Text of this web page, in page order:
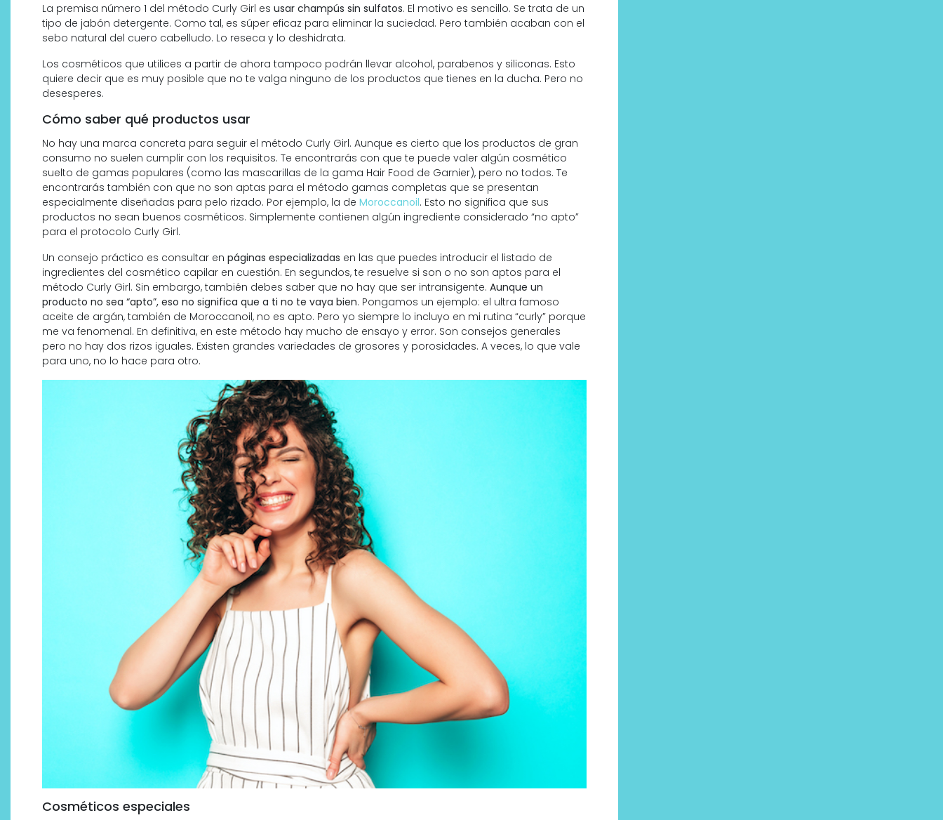
La premisa número 1 del método Curly Girl es usar champús sin sulfatos. El motivo es sencillo. Se trata de un
tipo de jabón detergente. Como tal, es súper eficaz para eliminar la suciedad. Pero también acaban con el
sebo natural del cuero cabelludo. Lo reseca y lo deshidrata.
Los cosméticos que utilices a partir de ahora tampoco podrán llevar alcohol, parabenos y siliconas. Esto
quiere decir que es muy posible que no te valga ninguno de los productos que tienes en la ducha. Pero no
desesperes.
Cómo saber qué productos usar
No hay una marca concreta para seguir el método Curly Girl. Aunque es cierto que los productos de gran
consumo no suelen cumplir con los requisitos. Te encontrarás con que te puede valer algún cosmético
suelto de gamas populares (como las mascarillas de la gama Hair Food de Garnier), pero no todos. Te
encontrarás también con que no son aptas para el método gamas completas que se presentan
especialmente diseñadas para pelo rizado. Por ejemplo, la de Moroccanoil. Esto no significa que sus
productos no sean buenos cosméticos. Simplemente contienen algún ingrediente considerado “no apto”
para el protocolo Curly Girl.
Un consejo práctico es consultar en páginas especializadas en las que puedes introducir el listado de
ingredientes del cosmético capilar en cuestión. En segundos, te resuelve si son o no son aptos para el
método Curly Girl. Sin embargo, también debes saber que no hay que ser intransigente. Aunque un
producto no sea “apto”, eso no significa que a ti no te vaya bien. Pongamos un ejemplo: el ultra famoso
aceite de argán, también de Moroccanoil, no es apto. Pero yo siempre lo incluyo en mi rutina “curly” porque
me va fenomenal. En definitiva, en este método hay mucho de ensayo y error. Son consejos generales
pero no hay dos rizos iguales. Existen grandes variedades de grosores y porosidades. A veces, lo que vale
para uno, no lo hace para otro.
Cosméticos especiales